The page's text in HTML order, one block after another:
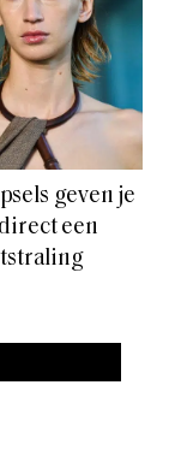
geven je
een